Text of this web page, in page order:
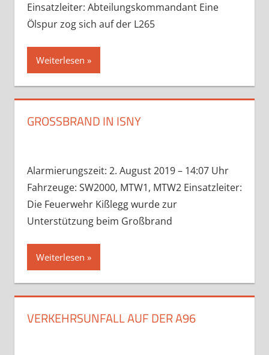
Einsatzleiter: Abteilungskommandant Eine
Ölspur zog sich auf der L265
Weiterlesen
GROSSBRAND IN ISNY
Alarmierungszeit: 2. August 2019 – 14:07 Uhr
Fahrzeuge: SW2000, MTW1, MTW2 Einsatzleiter:
Die Feuerwehr Kißlegg wurde zur
Unterstützung beim Großbrand
Weiterlesen
VERKEHRSUNFALL AUF DER A96